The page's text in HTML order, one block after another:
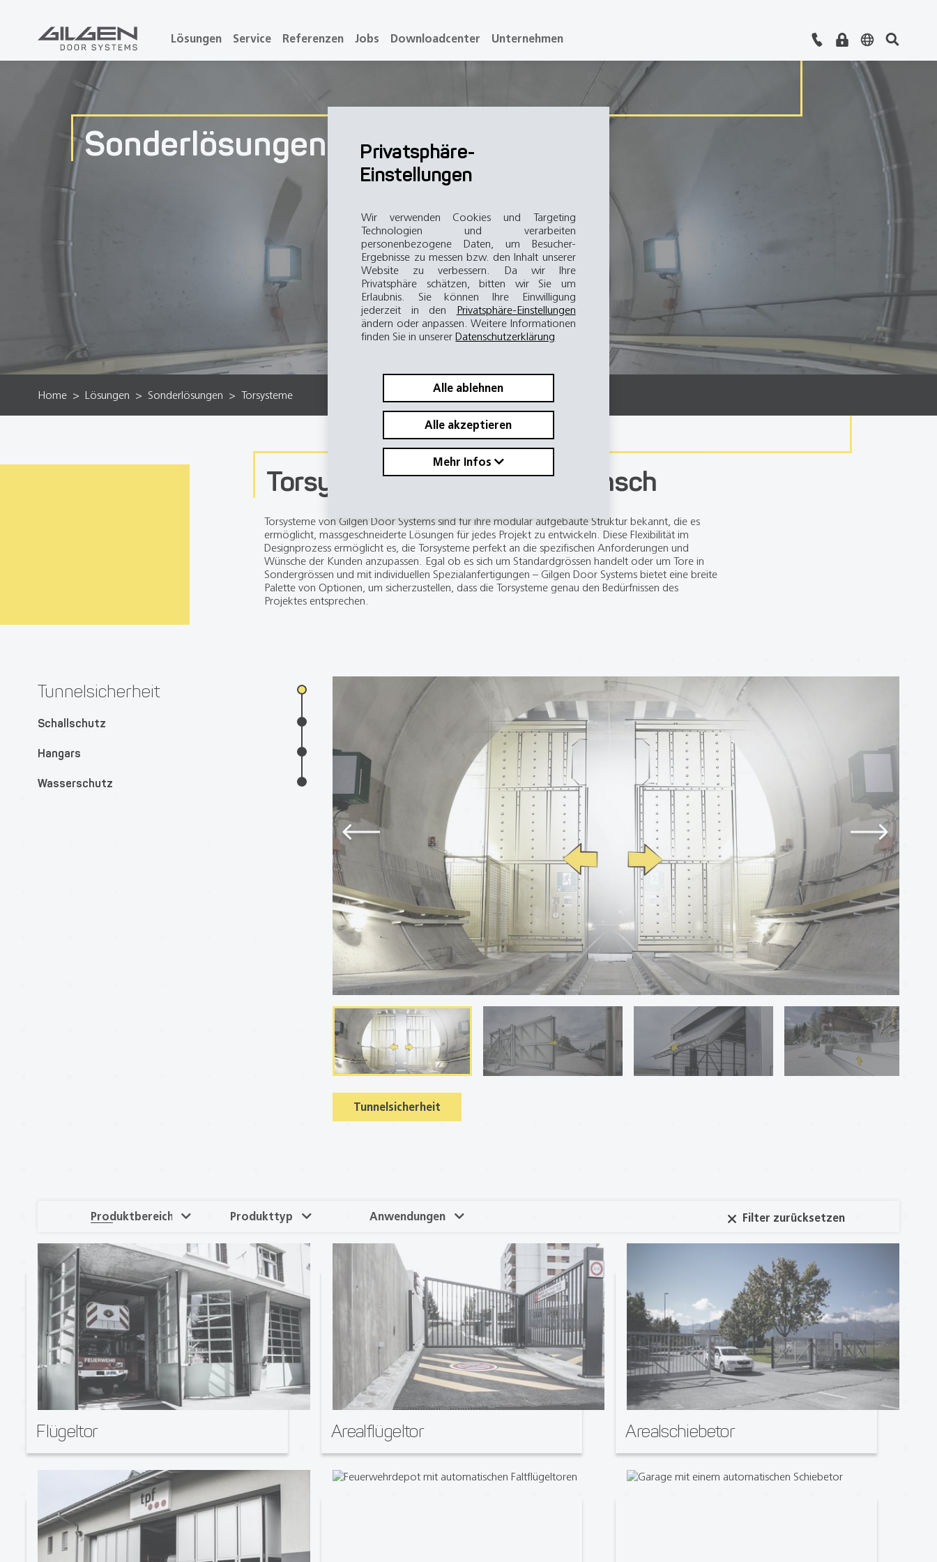
Privatsphäre-
Einstellungen
Wir verwenden Cookies und Targeting
Technologien und verarbeiten
personenbezogene Daten, um Besucher-
Ergebnisse zu messen bzw. den Inhalt unserer
Website zu verbessern. Da wir Ihre
Privatsphäre schätzen, bitten wir Sie um
Erlaubnis. Sie können Ihre Einwilligung
jederzeit in den Privatsphäre-Einstellungen
ändern oder anpassen. Weitere Informationen
finden Sie in unsererDatenschutzerklärung
Alle ablehnen
Alle akzeptieren
Mehr Infos
Lösungen Service Referenzen Jobs Downloadcenter Unternehmen
Sonderlösungen für Torsysteme
Home Lösungen Sonderlösungen Torsysteme
Torsysteme nach Kundenwunsch
Torsysteme von Gilgen Door Systems sind für ihre modular aufgebaute Struktur bekannt, die es
ermöglicht, massgeschneiderte Lösungen für jedes Projekt zu entwickeln. Diese Flexibilität im
Designprozess ermöglicht es, die Torsysteme perfekt an die spezifischen Anforderungen und
Wünsche der Kunden anzupassen. Egal ob es sich um Standardgrössen handelt oder um Tore in
Sondergrössen und mit individuellen Spezialanfertigungen – Gilgen Door Systems bietet eine breite
Palette von Optionen, um sicherzustellen, dass die Torsysteme genau den Bedürfnissen des
Projektes entsprechen.
Tunnelsicherheit
Schallschutz
Hangars
Wasserschutz
Tunnelsicherheit
Produktbereich Produkttyp Anwendungen Filter zurücksetzen
Flügeltor Arealflügeltor Arealschiebetor